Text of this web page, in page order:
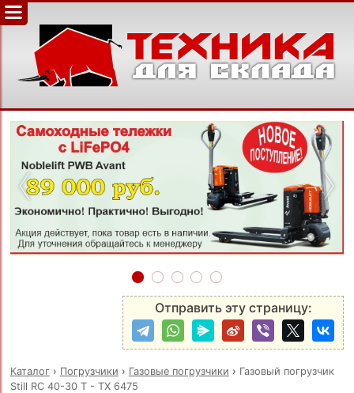
‹ ›
Отправить эту страницу:
Каталог› Погрузчики › Газовые погрузчики › Газовый погрузчик
Still RC 40-30 T - TX 6475